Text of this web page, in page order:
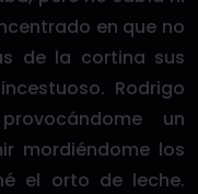
en que no
de la cortina sus
Rodrigo
un
mordiéndome los
el orto de leche.